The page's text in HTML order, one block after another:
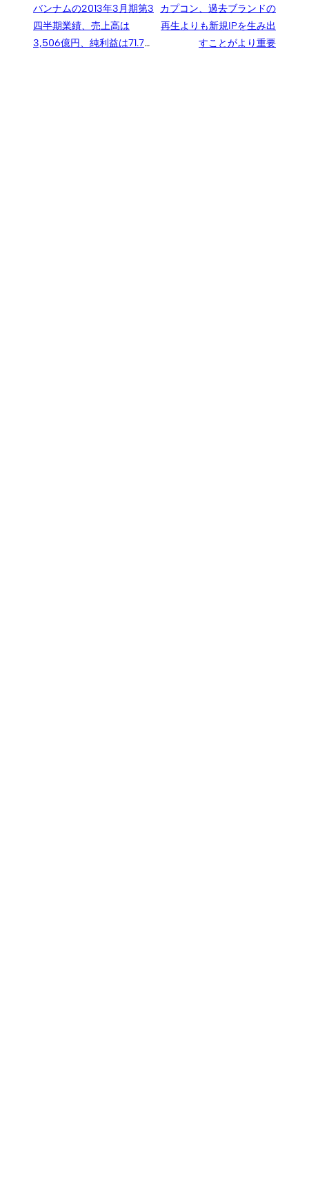
バンナムの2013年3月期第3
四半期業績、売上高は
3,506億円、純利益は71.7%
カプコン、過去ブランドの
再生よりも新規IPを生み出
すことがより重要